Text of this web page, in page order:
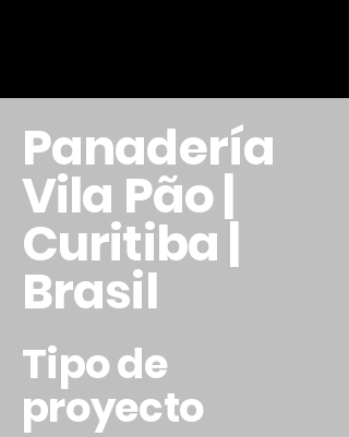
Panadería
Vila Pão |
Curitiba |
Brasil
Tipo de
proyecto